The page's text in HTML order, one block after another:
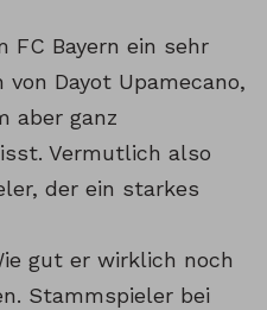
FC Bayern ein sehr
Dayot Upamecano,
aber ganz
Vermutlich also
der ein starkes
gut er wirklich noch
Stammspieler bei